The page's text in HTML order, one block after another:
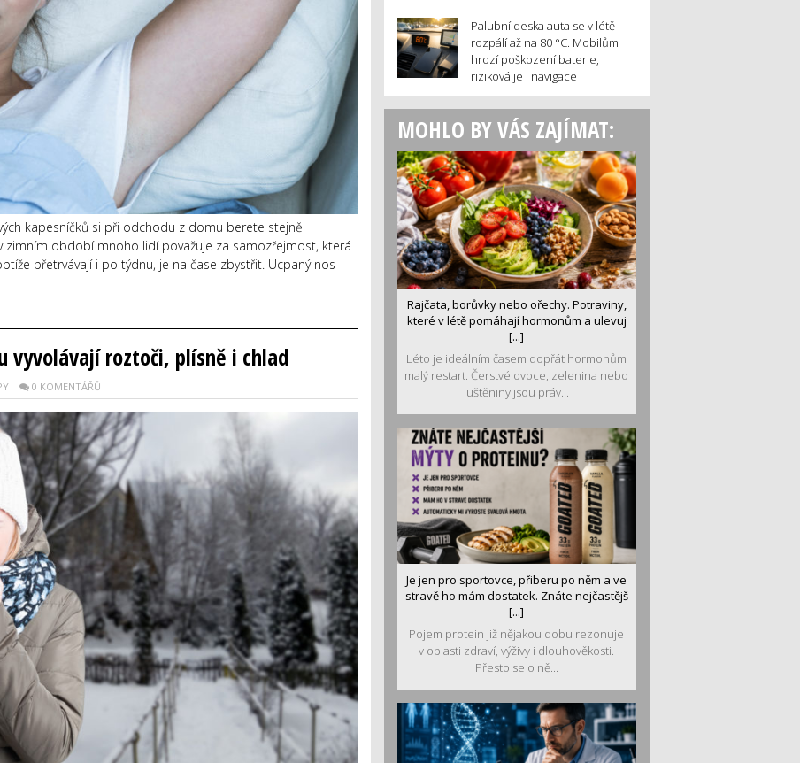
kapesníčků si při odchodu z domu berete stejně
zimním období mnoho lidí považuje za samozřejmost, která
přetrvávají i po týdnu, je na čase zbystřit. Ucpaný nos
vyvolávají roztoči, plísně i chlad
0 KOMENTÁŘŮ
Palubní deska auta se v létě
rozpálí až na 80 °C. Mobilům
hrozí poškození baterie,
riziková je i navigace
MOHLO BY VÁS ZAJÍMAT:
Rajčata, borůvky nebo ořechy. Potraviny,
které v létě pomáhají hormonům a ulevuj
[...]
Léto je ideálním časem dopřát hormonům
malý restart. Čerstvé ovoce, zelenina nebo
luštěniny jsou práv...
Je jen pro sportovce, přiberu po něm a ve
stravě ho mám dostatek. Znáte nejčastějš
[...]
Pojem protein již nějakou dobu rezonuje
v oblasti zdraví, výživy i dlouhověkosti.
Přesto se o ně...